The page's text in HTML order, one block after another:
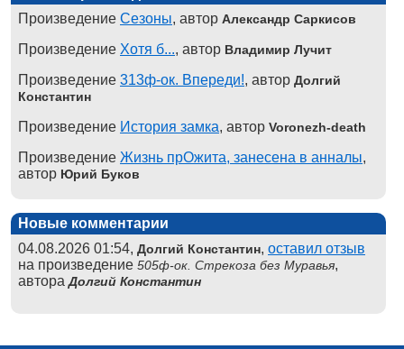
Произведение Сезоны, автор Александр Саркисов
Произведение Хотя б..., автор Владимир Лучит
Произведение 313ф-ок. Впереди!, автор Долгий
Константин
Произведение История замка, автор Voronezh-death
Произведение Жизнь прОжита, занесена в анналы,
автор Юрий Буков
Новые комментарии
04.08.2026 01:54, Долгий Константин, оставил отзыв
на произведение 505ф-ок. Стрекоза без Муравья,
автораДолгий Константин